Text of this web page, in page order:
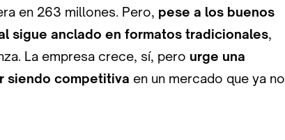
en 263 millones. Pero, pese a los buenos
sigue anclado en formatos tradicionales,
La empresa crece, sí, pero urge una
siendo competitiva en un mercado que ya no